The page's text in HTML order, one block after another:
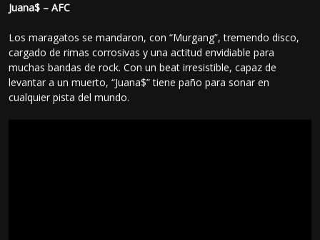
Juana$ – AFC
Los maragatos se mandaron, con “Murgang”, tremendo disco,
cargado de rimas corrosivas y una actitud envidiable para
muchas bandas de rock. Con un beat irresistible, capaz de
levantar a un muerto, “Juana$” tiene paño para sonar en
cualquier pista del mundo.